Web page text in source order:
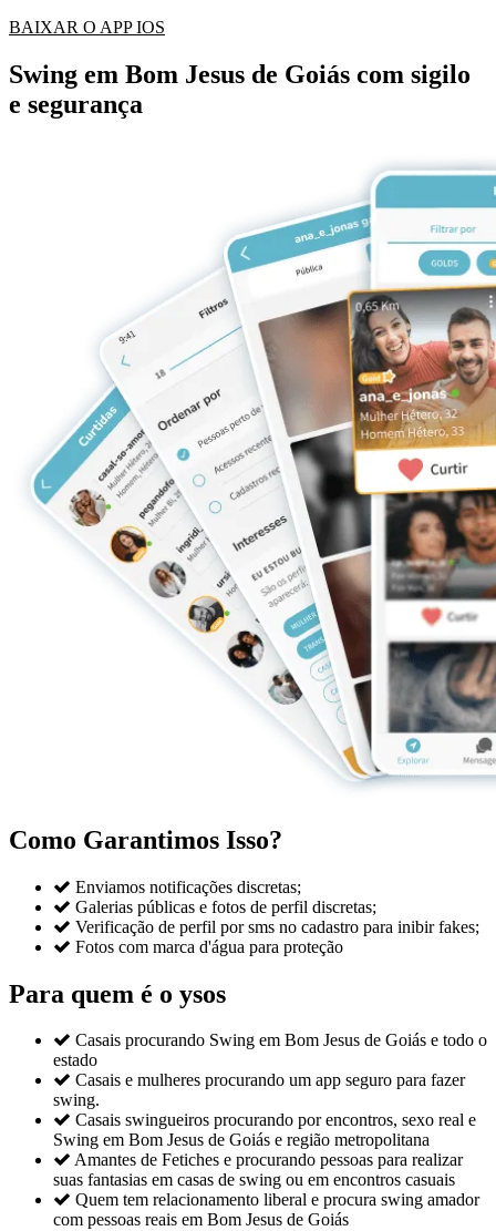
BAIXAR O APP IOS
Swing em Bom Jesus de Goiás com sigilo
e segurança
Como Garantimos Isso?
 Enviamos notificações discretas;
 Galerias públicas e fotos de perfil discretas;
 Verificação de perfil por sms no cadastro para inibir fakes;
 Fotos com marca d'água para proteção
Para quem é o ysos
 Casais procurando Swing em Bom Jesus de Goiás e todo o
estado
 Casais e mulheres procurando um app seguro para fazer
swing.
 Casais swingueiros procurando por encontros, sexo real e
Swing em Bom Jesus de Goiás e região metropolitana
 Amantes de Fetiches e procurando pessoas para realizar
suas fantasias em casas de swing ou em encontros casuais
 Quem tem relacionamento liberal e procura swing amador
com pessoas reais em Bom Jesus de Goiás